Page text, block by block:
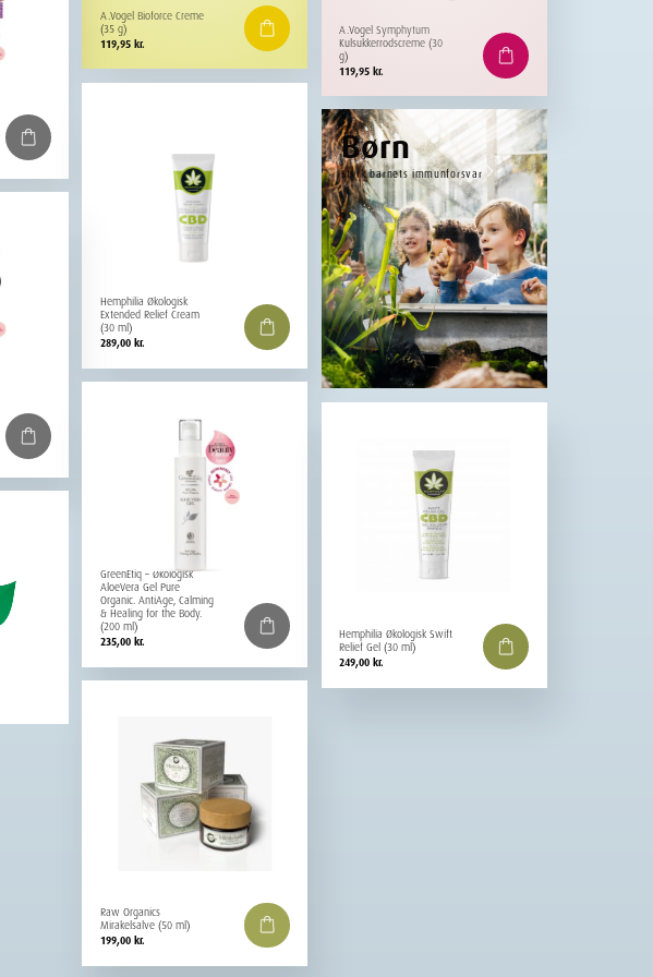
A.Vogel Bioforce Creme
(35 g)
119,95kr.
A.Vogel Symphytum
Kulsukkerrodscreme (30
g)
119,95kr.
Hemphilia Økologisk
Extended Relief Cream
(30 ml)
289,00kr.
Børn
Styrk barnets immunforsvar
GreenEtiq – Økologisk
AloeVera Gel Pure
Organic. AntiAge, Calming
& Healing for the Body.
(200 ml)
235,00kr.
Hemphilia Økologisk Swift
Relief Gel (30 ml)
249,00kr.
Raw Organics
Mirakelsalve (50 ml)
199,00kr.